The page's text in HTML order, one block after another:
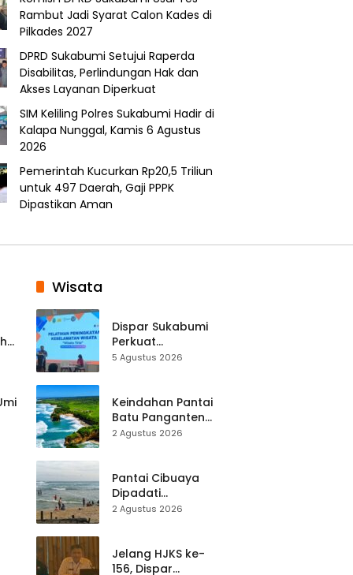
Rambut Jadi Syarat Calon Kades di
Pilkades 2027
DPRD Sukabumi Setujui Raperda
Disabilitas, Perlindungan Hak dan
Akses Layanan Diperkuat
SIM Keliling Polres Sukabumi Hadir di
Kalapa Nunggal, Kamis 6 Agustus
2026
Pemerintah Kucurkan Rp20,5 Triliun
untuk 497 Daerah, Gaji PPPK
Dipastikan Aman
Wisata
Dispar Sukabumi
Perkuat
Keselamatan
Mitigasi hingga
Teknik Evakuasi
5 Agustus 2026
Keindahan Pantai
Batu Panganten
Mulai Dilirik
2 Agustus 2026
Pantai Cibuaya
Dipadati
Wisatawan,
Waspada
2 Agustus 2026
Jelang HJKS ke-
156, Dispar